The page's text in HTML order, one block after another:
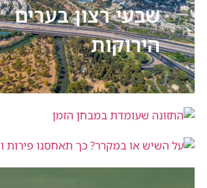
שבעי רצון בערים
הירוקות
התזונה שעומדת במבחן הזמן
על השיש או במקרר? כך